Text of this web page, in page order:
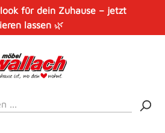
für dein Zuhause – jetzt
lassen🌿